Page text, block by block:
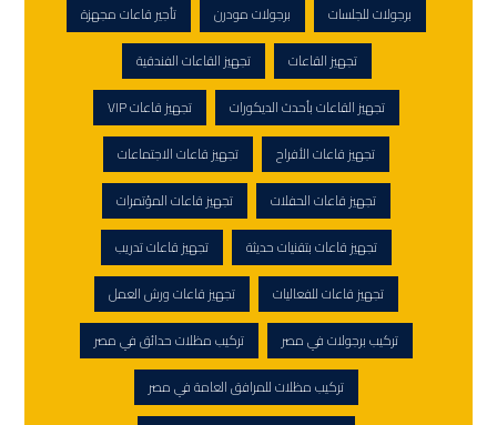
برجولات للجلسات
برجولات مودرن
تأجير قاعات مجهزة
تجهيز القاعات
تجهيز القاعات الفندقية
تجهيز القاعات بأحدث الديكورات
تجهيز قاعات VIP
تجهيز قاعات الأفراح
تجهيز قاعات الاجتماعات
تجهيز قاعات الحفلات
تجهيز قاعات المؤتمرات
تجهيز قاعات بتقنيات حديثة
تجهيز قاعات تدريب
تجهيز قاعات للفعاليات
تجهيز قاعات ورش العمل
تركيب برجولات في مصر
تركيب مظلات حدائق في مصر
تركيب مظلات للمرافق العامة في مصر